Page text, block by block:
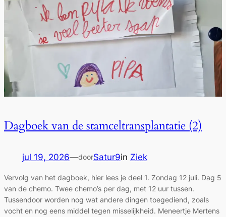
Dagboek van de stamceltransplantatie (2)
jul 19, 2026—doorSatur9in Ziek
Vervolg van het dagboek, hier lees je deel 1. Zondag 12 juli. Dag 5
van de chemo. Twee chemo’s per dag, met 12 uur tussen.
Tussendoor worden nog wat andere dingen toegediend, zoals
vocht en nog eens middel tegen misselijkheid. Meneertje Mertens